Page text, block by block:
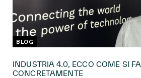
BLOG
INDUSTRIA 4.0, ECCO COME SI FA
CONCRETAMENTE